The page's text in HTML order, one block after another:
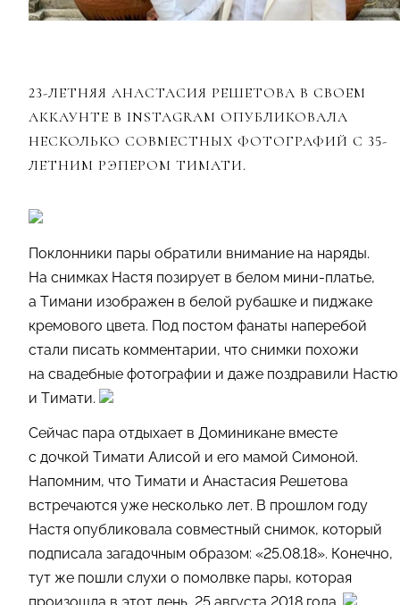
23-ЛЕТНЯЯ АНАСТАСИЯ РЕШЕТОВА В СВОЕМ
АККАУНТЕ В INSTAGRAM ОПУБЛИКОВАЛА
НЕСКОЛЬКО СОВМЕСТНЫХ ФОТОГРАФИЙ С 35-
ЛЕТНИМ РЭПЕРОМ ТИМАТИ.
Поклонники пары обратили внимание на наряды.
На снимках Настя позирует в белом мини-платье,
а Тимани изображен в белой рубашке и пиджаке
кремового цвета. Под постом фанаты наперебой
стали писать комментарии, что снимки похожи
на свадебные фотографии и даже поздравили Настю
и Тимати.
Сейчас пара отдыхает в Доминикане вместе
с дочкой Тимати Алисой и его мамой Симоной.
Напомним, что Тимати и Анастасия Решетова
встречаются уже несколько лет. В прошлом году
Настя опубликовала совместный снимок, который
подписала загадочным образом: «25.08.18». Конечно,
тут же пошли слухи о помолвке пары, которая